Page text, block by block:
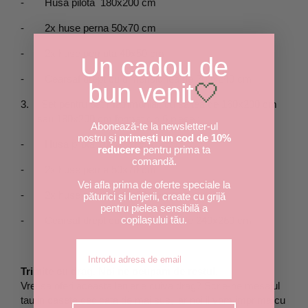
- Husa pilota  180x200 cm
- 2x huse perna 50x70 cm
-
- Cearsaf drept cu dimensiunea de 200x240 cm
3.
Set pentru pat matrimonial, cu saltea de 160x200 cm
- Husa pilota 200x220 cm
-
- 2x huse pernuta 40x50 cm
- Cearsaf drept cu dimensiunea de 240x260 cm
Trimite cu drag. Noi ne ocupam de restul.
Vrei sa oferi aceasta lenjerie cuiva drag? Scrie-ne mesajul
tau in caseta dedicata de mai sus, iar noi il vom imprima cu
Un cadou de
bun venit🤍
Abonează-te la newsletter-ul
nostru și primești un cod de 10%
reducere pentru prima ta
comandă.
Vei afla prima de oferte speciale la
păturici și lenjerii, create cu grijă
pentru pielea sensibilă a
copilașului tău.